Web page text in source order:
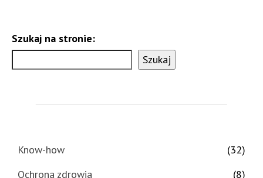
Szukaj na stronie:
Szukaj
Know-how
(32)
Ochrona zdrowia
(8)